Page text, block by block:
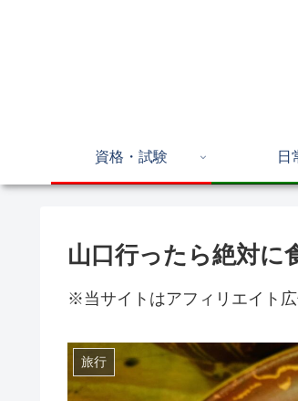
資格・試験 日
山口行ったら絶対に
※当サイトはアフィリエイト広
旅行